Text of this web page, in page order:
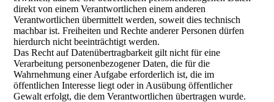
direkt von einem Verantwortlichen einem anderen
Verantwortlichen übermittelt werden, soweit dies technisch
machbar ist. Freiheiten und Rechte anderer Personen dürfen
hierdurch nicht beeinträchtigt werden.
Das Recht auf Datenübertragbarkeit gilt nicht für eine
Verarbeitung personenbezogener Daten, die für die
Wahrnehmung einer Aufgabe erforderlich ist, die im
öffentlichen Interesse liegt oder in Ausübung öffentlicher
Gewalt erfolgt, die dem Verantwortlichen übertragen wurde.